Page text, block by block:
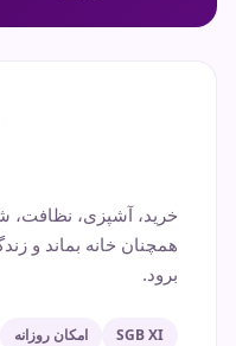
خرید، آشپزی،
همچنان خانه بماند و
برود.
SGB XI امکان روزانه